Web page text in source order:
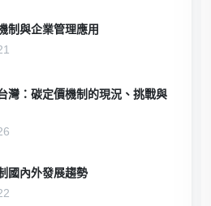
制與企業管理應用
灣：碳定價機制的現況、挑戰與
國內外發展趨勢